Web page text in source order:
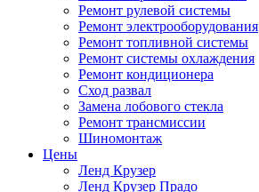
Ремонт рулевой системы
Ремонт электрооборудования
Ремонт топливной системы
Ремонт системы охлаждения
Ремонт кондиционера
Сход развал
Замена лобового стекла
Ремонт трансмиссии
Шиномонтаж
Цены
Ленд Крузер
Ленд Крузер Прадо